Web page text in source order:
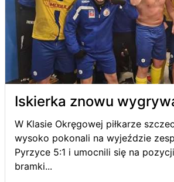
Iskierka znowu
W Klasie Okręgowej piłkarze
wysoko pokonali na wyjeździe
Pyrzyce 5:1 i umocnili się na
bramki...